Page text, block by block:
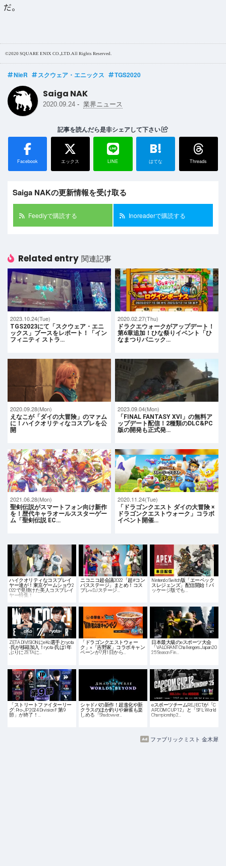
だ。
©2020 SQUARE ENIX CO.,LTD.All Rights Reserved.
NieR スクウェア・エニックス TGS2020
Saiga NAK
2020.09.24 - 業界ニュース
記事を読んだら是非シェアして下さい
Facebook エックス LINE
B!
はてな Threads
Saiga NAKの更新情報を受け取る
Feedlyで購読する Inoreaderで購読する
Related entry 関連記事
2023.10.24(Tue)
TGS2023にて「スクウェア・エニ
ックス」ブースをレポート！「イン
フィニティ ストラ…
2020.02.27(Thu)
ドラクエウォークがアップデート！
第6章追加！ひな祭りイベント「ひ
なまつりパニック…
2020.09.28(Mon)
えなこが「ダイの大冒険」のマァム
に！ハイクオリティなコスプレを公
開
2023.09.04(Mon)
「FINAL FANTASY XVI」の無料ア
ップデート配信！2種類のDLC&PC
版の開発も正式発…
2021.06.28(Mon)
聖剣伝説がスマートフォン向け新作
を！歴代キャラオールススターゲー
ム「聖剣伝説 EC…
2020.11.24(Tue)
「ドラゴンクエスト ダイの大冒険 ×
ドラゴンクエストウォーク」コラボ
イベント開催…
ハイクオリティなコスプレイ
ヤー達が！東京ゲームショウ2
022で見掛けた美人コスプレイ
ヤー特集！
ニコニコ超会議2022「超#コン
パスステージ」まとめ！コス
プレ×DJステージ…
Nintendo Switch版「エーペック
スレジェンズ」配信開始！パ
ッケージ版でも…
ZETA DIVISIONにeKo選手とryota
-氏が移籍加入！ryota-氏は1年
ぶりにZETAに…
「ドラゴンクエストウォー
ク」×「吉野家」コラボキャン
ペーンが7月1日から…
日本最大級のeスポーツ大会
「VALORANT Challengers Japan 20
25 Season Fin…
「ストリートファイターリー
グ: Pro-JP 2024 Division F 第9
節」が終了！…
シャドバの新作！超進化や新
クラスのほか釣りや麻雀も楽
しめる「Shadowver…
eスポーツチームREJECTが「C
APCOM CUP 12」と「SFL: World
Championship 2…
ファブリックミスト 金木犀